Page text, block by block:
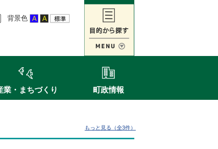
背景色
業・まちづくり 町政情報
もっと見る（全3件）